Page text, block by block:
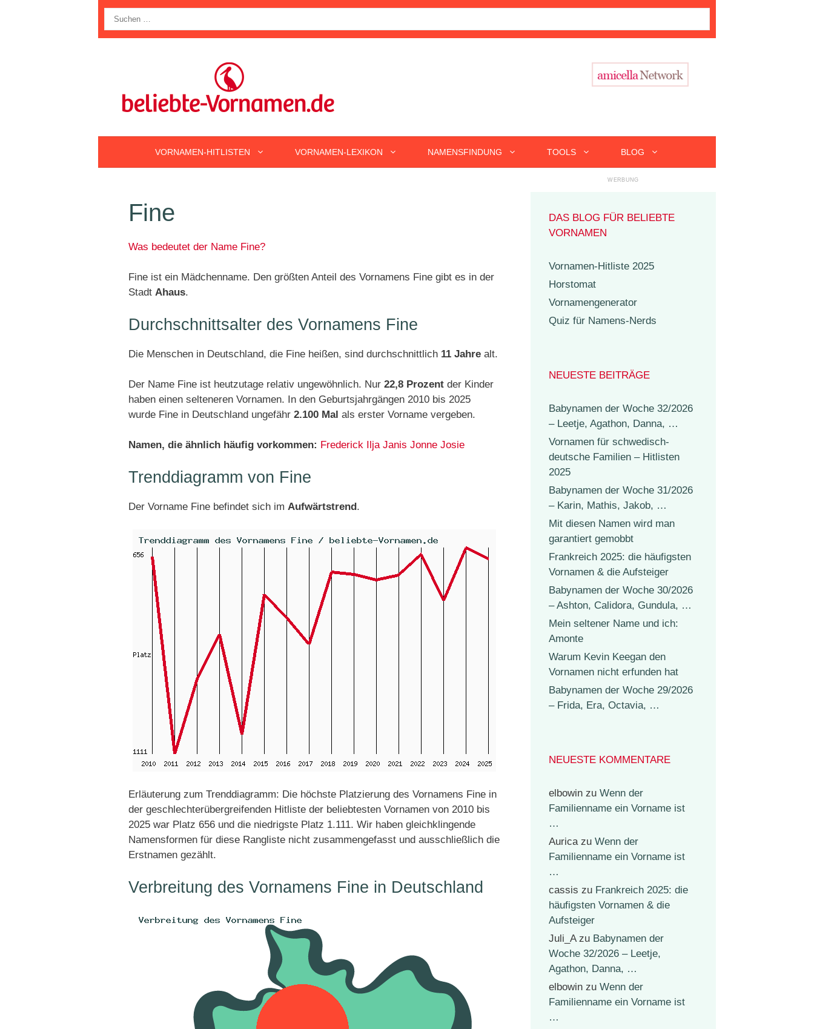
nach:
VORNAMEN-HITLISTEN VORNAMEN-LEXIKON NAMENSFINDUNG TOOLS BLOG
Fine
Was bedeutet der Name Fine?
Fine ist ein Mädchenname. Den größten Anteil des Vornamens Fine gibt es in der
Stadt Ahaus.
Durchschnittsalter des Vornamens Fine
Die Menschen in Deutschland, die Fine heißen, sind durchschnittlich 11 Jahre alt.
Der Name Fine ist heutzutage relativ ungewöhnlich. Nur 22,8 Prozent der Kinder
haben einen selteneren Vornamen. In den Geburtsjahrgängen 2010 bis 2025
wurde Fine in Deutschland ungefähr 2.100 Mal als erster Vorname vergeben.
Namen, die ähnlich häufig vorkommen: Frederick Ilja Janis Jonne Josie
Trenddiagramm von Fine
Der Vorname Fine befindet sich im Aufwärtstrend.
Erläuterung zum Trenddiagramm: Die höchste Platzierung des Vornamens Fine in
der geschlechterübergreifenden Hitliste der beliebtesten Vornamen von 2010 bis
2025 war Platz 656 und die niedrigste Platz 1.111. Wir haben gleichklingende
Namensformen für diese Rangliste nicht zusammengefasst und ausschließlich die
Erstnamen gezählt.
Verbreitung des Vornamens Fine in Deutschland
DAS BLOG FÜR BELIEBTE
VORNAMEN
Vornamen-Hitliste 2025
Horstomat
Vornamengenerator
Quiz für Namens-Nerds
NEUESTE BEITRÄGE
Babynamen der Woche 32/2026
– Leetje, Agathon, Danna, …
Vornamen für schwedisch-
deutsche Familien – Hitlisten
2025
Babynamen der Woche 31/2026
– Karin, Mathis, Jakob, …
Mit diesen Namen wird man
garantiert gemobbt
Frankreich 2025: die häufigsten
Vornamen & die Aufsteiger
Babynamen der Woche 30/2026
– Ashton, Calidora, Gundula, …
Mein seltener Name und ich:
Amonte
Warum Kevin Keegan den
Vornamen nicht erfunden hat
Babynamen der Woche 29/2026
– Frida, Era, Octavia, …
NEUESTE KOMMENTARE
elbowin zu Wenn der
Familienname ein Vorname ist
…
Auricazu Wenn der
Familienname ein Vorname ist
…
cassis zu Frankreich 2025: die
häufigsten Vornamen & die
Aufsteiger
Juli_Azu Babynamen der
Woche 32/2026 – Leetje,
Agathon, Danna, …
elbowin zu Wenn der
Familienname ein Vorname ist
…